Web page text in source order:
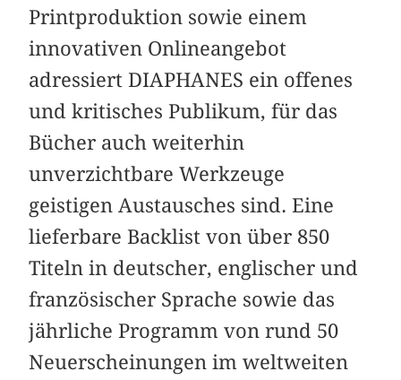
Printproduktion sowie einem
innovativen Onlineangebot
adressiert DIAPHANES ein offenes
und kritisches Publikum, für das
Bücher auch weiterhin
unverzichtbare Werkzeuge
geistigen Austausches sind. Eine
lieferbare Backlist von über 850
Titeln in deutscher, englischer und
französischer Sprache sowie das
jährliche Programm von rund 50
Neuerscheinungen im weltweiten